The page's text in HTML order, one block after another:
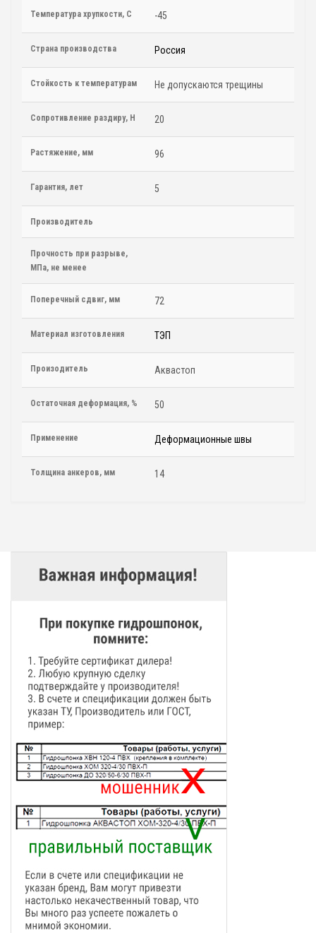
Температура хрупкости, С -45
Страна производства Россия
Стойкость к температурам Не допускаются трещины
Сопротивление раздиру, Н 20
Растяжение, мм 96
Гарантия, лет 5
Производитель
Прочность при разрыве,
МПа, не менее
Поперечный сдвиг, мм 72
Материал изготовления ТЭП
Произодитель Аквастоп
Остаточная деформация, % 50
Применение Деформационные швы
Толщина анкеров, мм 14